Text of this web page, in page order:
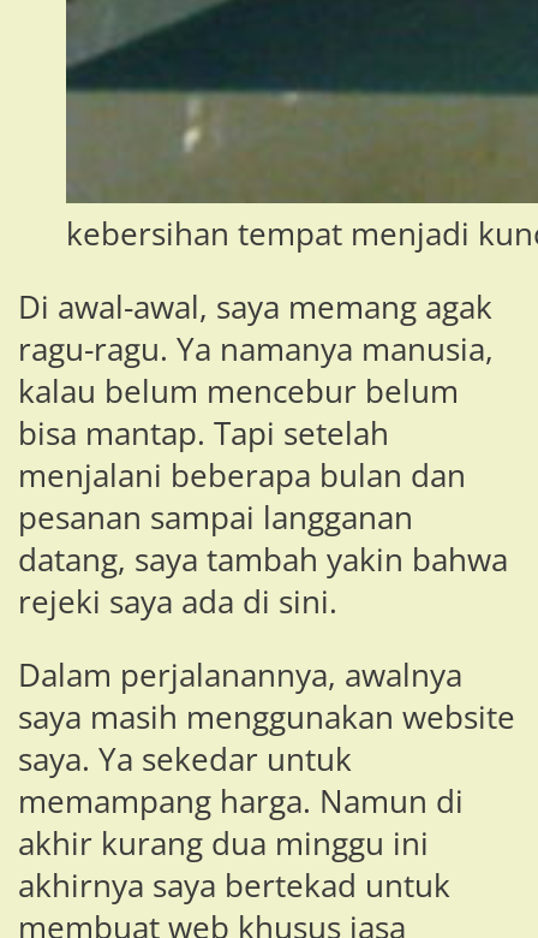
kebersihan tempat menjadi
Di awal-awal, saya memang agak
ragu-ragu. Ya namanya manusia,
kalau belum mencebur belum
bisa mantap. Tapi setelah
menjalani beberapa bulan dan
pesanan sampai langganan
datang, saya tambah yakin bahwa
rejeki saya ada di sini.
Dalam perjalanannya, awalnya
saya masih menggunakan website
saya. Ya sekedar untuk
memampang harga. Namun di
akhir kurang dua minggu ini
akhirnya saya bertekad untuk
membuat web khusus jasa